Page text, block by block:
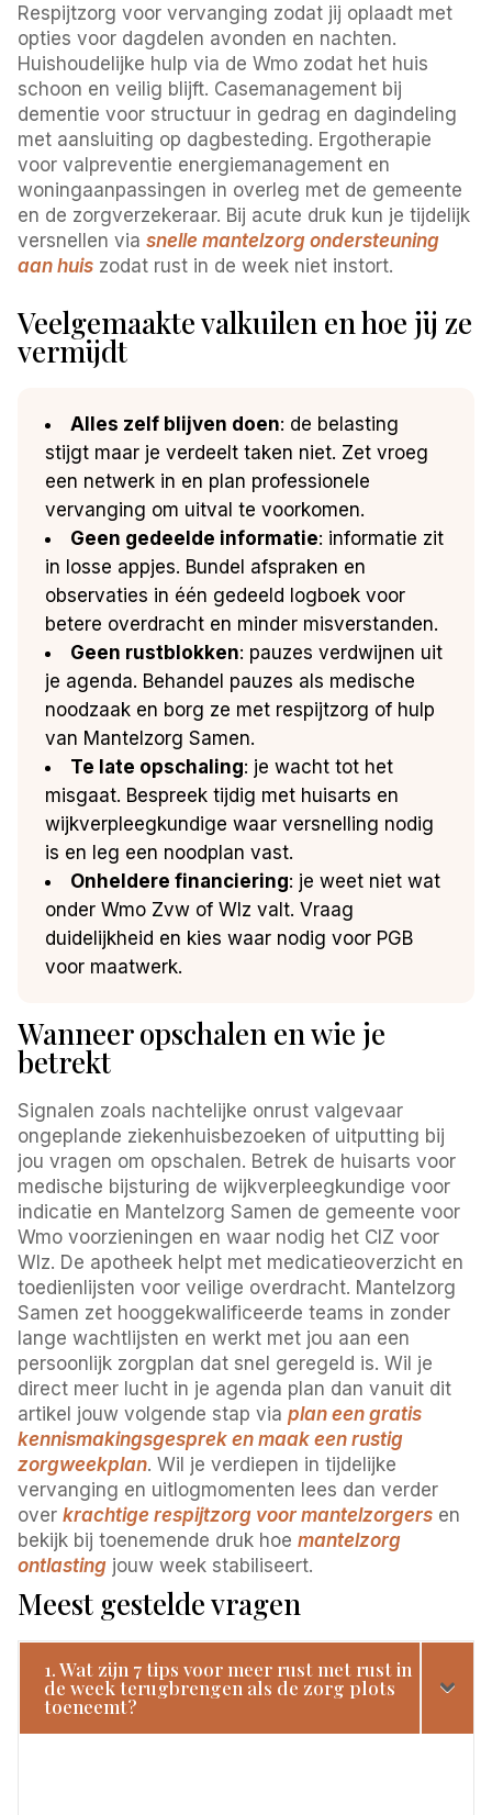
Respijtzorg voor vervanging zodat jij oplaadt met
opties voor dagdelen avonden en nachten.
Huishoudelijke hulp via de Wmo zodat het huis
schoon en veilig blijft. Casemanagement bij
dementie voor structuur in gedrag en dagindeling
met aansluiting op dagbesteding. Ergotherapie
voor valpreventie energiemanagement en
woningaanpassingen in overleg met de gemeente
en de zorgverzekeraar. Bij acute druk kun je tijdelijk
versnellen viasnelle mantelzorg ondersteuning
aan huis zodat rust in de week niet instort.
Veelgemaakte valkuilen en hoe jij ze
vermijdt
Alles zelf blijven doen: de belasting
stijgt maar je verdeelt taken niet. Zet vroeg
een netwerk in en plan professionele
vervanging om uitval te voorkomen.
Geen gedeelde informatie: informatie zit
in losse appjes. Bundel afspraken en
observaties in één gedeeld logboek voor
betere overdracht en minder misverstanden.
Geen rustblokken: pauzes verdwijnen uit
je agenda. Behandel pauzes als medische
noodzaak en borg ze met respijtzorg of hulp
van Mantelzorg Samen.
Te late opschaling: je wacht tot het
misgaat. Bespreek tijdig met huisarts en
wijkverpleegkundige waar versnelling nodig
is en leg een noodplan vast.
Onheldere financiering: je weet niet wat
onder Wmo Zvw of Wlz valt. Vraag
duidelijkheid en kies waar nodig voor PGB
voor maatwerk.
Wanneer opschalen en wie je
betrekt
Signalen zoals nachtelijke onrust valgevaar
ongeplande ziekenhuisbezoeken of uitputting bij
jou vragen om opschalen. Betrek de huisarts voor
medische bijsturing de wijkverpleegkundige voor
indicatie en Mantelzorg Samen de gemeente voor
Wmo voorzieningen en waar nodig het CIZ voor
Wlz. De apotheek helpt met medicatieoverzicht en
toedienlijsten voor veilige overdracht. Mantelzorg
Samen zet hooggekwalificeerde teams in zonder
lange wachtlijsten en werkt met jou aan een
persoonlijk zorgplan dat snel geregeld is. Wil je
direct meer lucht in je agenda plan dan vanuit dit
artikel jouw volgende stap viaplan een gratis
kennismakingsgesprek en maak een rustig
zorgweekplan. Wil je verdiepen in tijdelijke
vervanging en uitlogmomenten lees dan verder
overkrachtige respijtzorg voor mantelzorgers en
bekijk bij toenemende druk hoemantelzorg
ontlasting jouw week stabiliseert.
Meest gestelde vragen
1. Wat zijn 7 tips voor meer rust met rust in
de week terugbrengen als de zorg plots
toeneemt?